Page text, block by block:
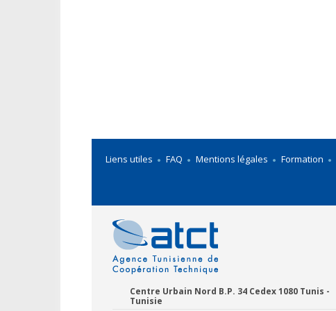
Liens utiles FAQ Mentions légales Formation
Centre Urbain Nord B.P. 34 Cedex 1080 Tunis -
Tunisie